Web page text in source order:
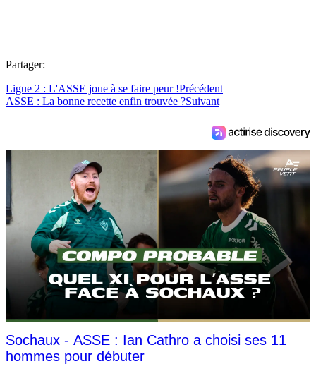
Partager:
Ligue 2 : L'ASSE joue à se faire peur !Précédent
ASSE : La bonne recette enfin trouvée ?Suivant
Sochaux - ASSE : Ian Cathro a choisi ses 11
hommes pour débuter